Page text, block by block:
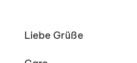
Liebe Grüße